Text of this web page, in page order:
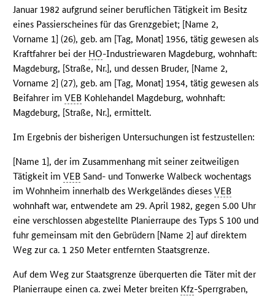
Januar 1982 aufgrund seiner beruflichen Tätigkeit im Besitz
eines Passierscheines für das Grenzgebiet; [Name 2,
Vorname 1] (26), geb. am [Tag, Monat] 1956, tätig gewesen als
Kraftfahrer bei der HO-Industriewaren Magdeburg, wohnhaft:
Magdeburg, [Straße, Nr.], und dessen Bruder, [Name 2,
Vorname 2] (27), geb. am [Tag, Monat] 1954, tätig gewesen als
Beifahrer imVEB Kohlehandel Magdeburg, wohnhaft:
Magdeburg, [Straße, Nr.], ermittelt.
Im Ergebnis der bisherigen Untersuchungen ist festzustellen:
[Name 1], der im Zusammenhang mit seiner zeitweiligen
Tätigkeit imVEB Sand- und Tonwerke Walbeck wochentags
im Wohnheim innerhalb des Werkgeländes diesesVEB
wohnhaft war, entwendete am 29. April 1982, gegen 5.00 Uhr
eine verschlossen abgestellte Planierraupe des Typs S 100 und
fuhr gemeinsam mit den Gebrüdern [Name 2] auf direktem
Weg zur ca. 1 250 Meter entfernten Staatsgrenze.
Auf dem Weg zur Staatsgrenze überquerten die Täter mit der
Planierraupe einen ca. zwei Meter breiten Kfz-Sperrgraben,